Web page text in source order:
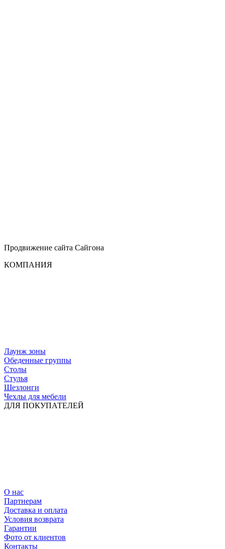
Продвижение сайта Сайгона
КОМПАНИЯ
Лаунж зоны
Обеденные группы
Столы
Стулья
Шезлонги
Чехлы для мебели
ДЛЯ ПОКУПАТЕЛЕЙ
О нас
Партнерам
Доставка и оплата
Условия возврата
Гарантии
Фото от клиентов
Контакты